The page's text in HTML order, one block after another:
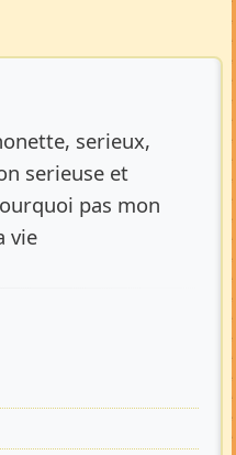
serieux,
serieuse et
pas mon
vie